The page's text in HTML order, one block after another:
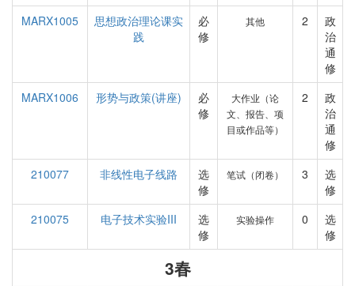
MARX1005
思想政治理论课实
践
必
修
其他 2
政
治
通
修
MARX1006
形势与政策(讲座)
必
修
大作业（论
文、报告、项
目或作品等）
2
政
治
通
修
210077
非线性电子线路
选
修
笔试（闭卷） 3
选
修
210075
电子技术实验III
选
修
实验操作 0
选
修
3春